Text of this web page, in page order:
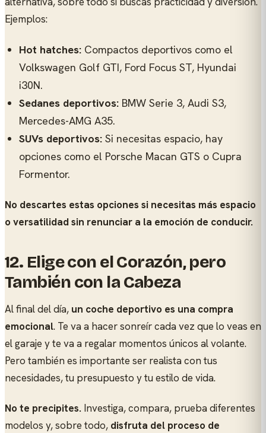
Ejemplos:
Hot hatches: Compactos deportivos como el
Volkswagen Golf GTI, Ford Focus ST, Hyundai
i30N.
Sedanes deportivos: BMW Serie 3, Audi S3,
Mercedes-AMG A35.
SUVs deportivos: Si necesitas espacio, hay
opciones como el Porsche Macan GTS o Cupra
Formentor.
No descartes estas opciones si necesitas más espacio
o versatilidad sin renunciar a la emoción de conducir.
12. Elige con el Corazón, pero
También con la Cabeza
Al final del día, un coche deportivo es una compra
emocional. Te va a hacer sonreír cada vez que lo veas en
el garaje y te va a regalar momentos únicos al volante.
Pero también es importante ser realista con tus
necesidades, tu presupuesto y tu estilo de vida.
No te precipites. Investiga, compara, prueba diferentes
modelos y, sobre todo, disfruta del proceso de